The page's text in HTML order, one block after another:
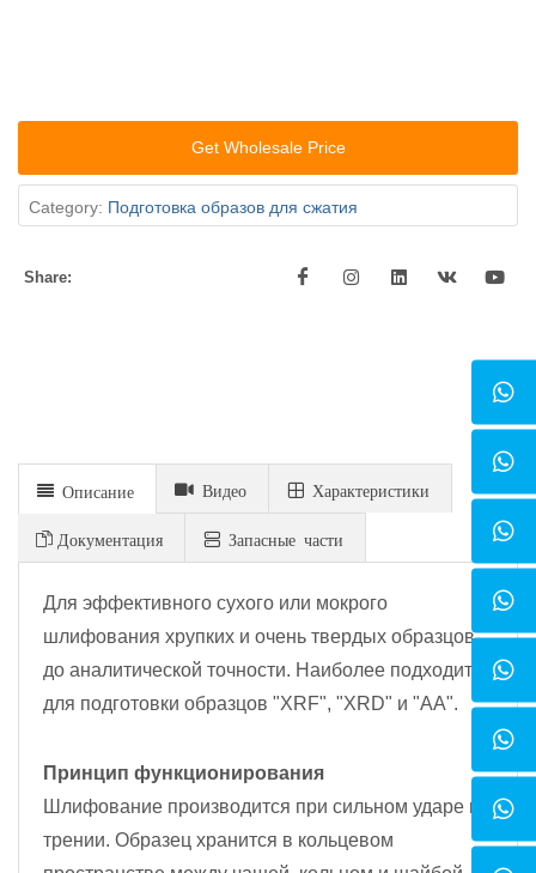
Get Wholesale Price
Category: Подготовка образов для сжатия
Share:
Описание Видео Xарактеристики
Документация Запасные части
Для эффективного сухого или мокрого
шлифования хрупких и очень твердых образцов
до аналитической точности. Наиболее подходит
для подготовки образцов "XRF", "XRD" и "AA".
Принцип функционирования
Шлифование производится при сильном ударе и
трении. Образец хранится в кольцевом